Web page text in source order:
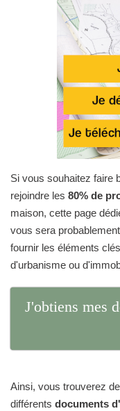
Si vous souhaitez faire
rejoindre les 80% de
maison, cette page
vous sera
fournir les éléments
d'urbanisme ou
J'obtiens mes
Ainsi, vous trouverez
différents documents